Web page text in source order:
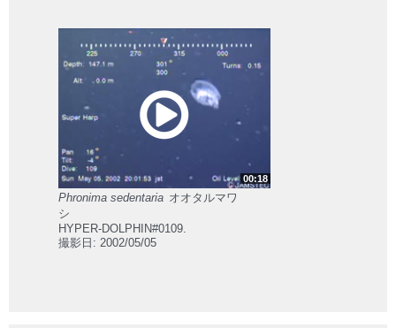
00:18
Phronima sedentaria オオタルマワ
シ
HYPER-DOLPHIN#0109.
撮影日: 2002/05/05